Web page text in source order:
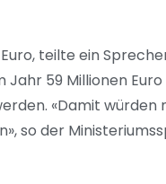
teilte ein
59 Millionen Euro
«Damit würden
so der